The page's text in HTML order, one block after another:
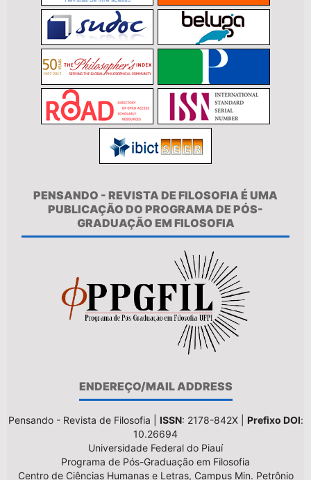
PENSANDO - REVISTA DE FILOSOFIA É UMA
PUBLICAÇÃO DO PROGRAMA DE PÓS-
GRADUAÇÃO EM FILOSOFIA
ENDEREÇO/MAIL ADDRESS
Pensando - Revista de Filosofia | ISSN: 2178-842X | Prefixo DOI:
10.26694
Universidade Federal do Piauí
Programa de Pós-Graduação em Filosofia
Centro de Ciências Humanas e Letras, Campus Min. Petrônio